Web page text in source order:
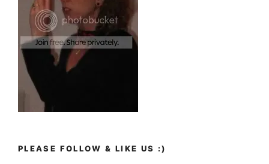
PLEASE FOLLOW & LIKE US :)